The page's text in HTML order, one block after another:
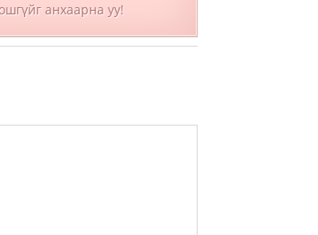
анхаарна уу!